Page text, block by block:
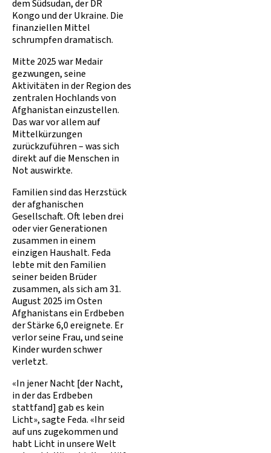
dem Südsudan, der DR
Kongo und der Ukraine. Die
finanziellen Mittel
schrumpfen dramatisch.
Mitte 2025 war Medair
gezwungen, seine
Aktivitäten in der Region des
zentralen Hochlands von
Afghanistan einzustellen.
Das war vor allem auf
Mittelkürzungen
zurückzuführen – was sich
direkt auf die Menschen in
Not auswirkte.
Familien sind das Herzstück
der afghanischen
Gesellschaft. Oft leben drei
oder vier Generationen
zusammen in einem
einzigen Haushalt. Feda
lebte mit den Familien
seiner beiden Brüder
zusammen, als sich am 31.
August 2025 im Osten
Afghanistans ein Erdbeben
der Stärke 6,0 ereignete. Er
verlor seine Frau, und seine
Kinder wurden schwer
verletzt.
«In jener Nacht [der Nacht,
in der das Erdbeben
stattfand] gab es kein
Licht», sagte Feda. «Ihr seid
auf uns zugekommen und
habt Licht in unsere Welt